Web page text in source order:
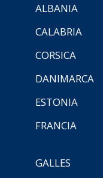
ALBANIA
CALABRIA
CORSICA
DANIMARCA
ESTONIA
FRANCIA
GALLES